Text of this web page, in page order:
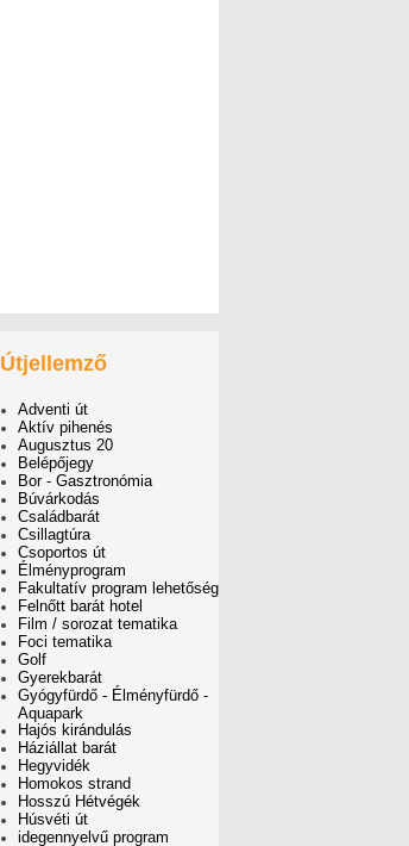
Útjellemző
Adventi út
Aktív pihenés
Augusztus 20
Belépőjegy
Bor - Gasztronómia
Búvárkodás
Családbarát
Csillagtúra
Csoportos út
Élményprogram
Fakultatív program lehetőség
Felnőtt barát hotel
Film / sorozat tematika
Foci tematika
Golf
Gyerekbarát
Gyógyfürdő - Élményfürdő -
Aquapark
Hajós kirándulás
Háziállat barát
Hegyvidék
Homokos strand
Hosszú Hétvégék
Húsvéti út
idegennyelvű program